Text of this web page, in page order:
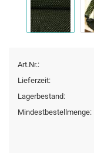
Art.Nr.:
Lieferzeit:
Lagerbestand:
Mindestbestellmenge: